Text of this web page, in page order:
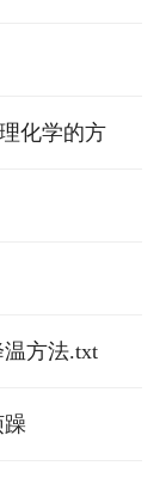
化学的方
方法.txt